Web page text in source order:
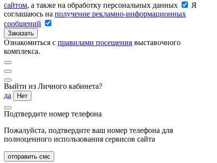
сайтом, а также на обработку персональных данных
Я
соглашаюсь на получение рекламно-информационных
сообщений
Заказать
Ознакомиться с правилами посещения выставочного
комплекса.
Выйти из Личного кабинета?
да
Нет
Подтвердите номер телефона
Пожалуйста, подтвердите ваш номер телефона для
полноценного использования сервисов сайта
отправить смс